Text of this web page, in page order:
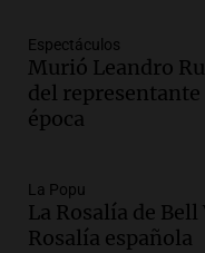
Luis a partir
regulación
Panorama
Episodios
buscar ayuda
La Argentina,
Episodios
Espectáculos
Murió Leandro
del
época
La Popu
La Rosalía de
Rosalía española